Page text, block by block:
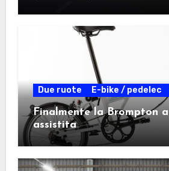
Due ruote E-bike / pedelec
Finalmente la Brompton
assistita